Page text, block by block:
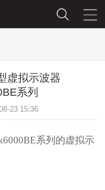
虚拟示波器
系列
23 15:36
系列的虚拟示